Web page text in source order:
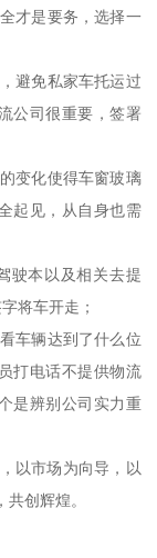
才是要务，选择一
避免私家车托运过
公司很重要，签署
变化使得车窗玻璃
起见，从自身也需
驶本以及相关去提
将车开走；
车辆达到了什么位
打电话不提供物流
是辨别公司实力重
以市场为向导，以
创辉煌。